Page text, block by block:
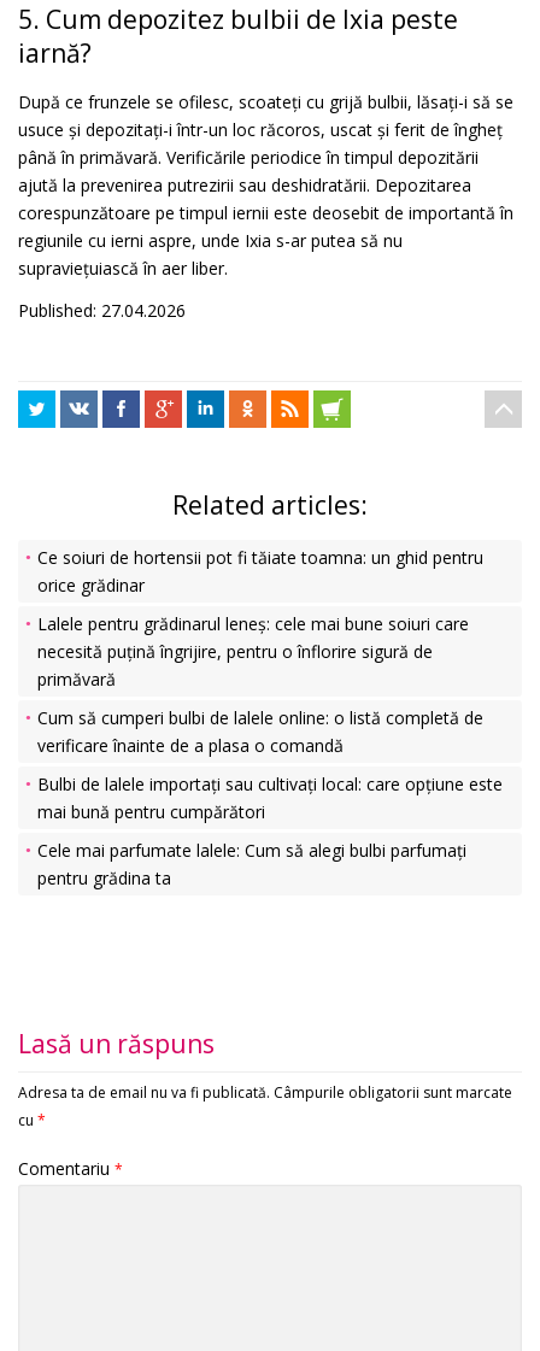
5. Cum depozitez bulbii de Ixia peste
iarnă?
După ce frunzele se ofilesc, scoateți cu grijă bulbii, lăsați-i să se
usuce și depozitați-i într-un loc răcoros, uscat și ferit de îngheț
până în primăvară. Verificările periodice în timpul depozitării
ajută la prevenirea putrezirii sau deshidratării. Depozitarea
corespunzătoare pe timpul iernii este deosebit de importantă în
regiunile cu ierni aspre, unde Ixia s-ar putea să nu
supraviețuiască în aer liber.
Published: 27.04.2026
Related articles:
Ce soiuri de hortensii pot fi tăiate toamna: un ghid pentru
orice grădinar
Lalele pentru grădinarul leneș: cele mai bune soiuri care
necesită puțină îngrijire, pentru o înflorire sigură de
primăvară
Cum să cumperi bulbi de lalele online: o listă completă de
verificare înainte de a plasa o comandă
Bulbi de lalele importați sau cultivați local: care opțiune este
mai bună pentru cumpărători
Cele mai parfumate lalele: Cum să alegi bulbi parfumați
pentru grădina ta
Lasă un răspuns
Adresa ta de email nu va fi publicată. Câmpurile obligatorii sunt marcate
cu *
Comentariu *